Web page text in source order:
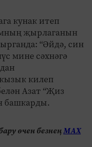
кунак итеп
җырлаганын
“Әйдә, син
мине сәхнәгә
килеп
Азат “Җиз
башкарды.
өчен безнеңМАХ